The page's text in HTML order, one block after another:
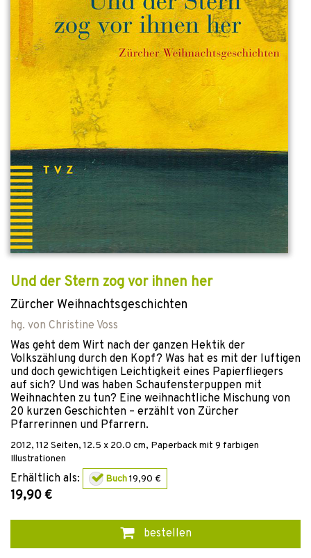
Und der Stern zog vor ihnen her
Zürcher Weihnachtsgeschichten
hg. von Christine Voss
Was geht dem Wirt nach der ganzen Hektik der
Volkszählung durch den Kopf? Was hat es mit der luftigen
und doch gewichtigen Leichtigkeit eines Papierfliegers
auf sich? Und was haben Schaufensterpuppen mit
Weihnachten zu tun? Eine weihnachtliche Mischung von
20 kurzen Geschichten – erzählt von Zürcher
Pfarrerinnen und Pfarrern.
2012, 112 Seiten, 12.5 x 20.0 cm, Paperbackmit 9 farbigen
Illustrationen
Erhältlich als: Buch19,90 €
19,90 €
bestellen